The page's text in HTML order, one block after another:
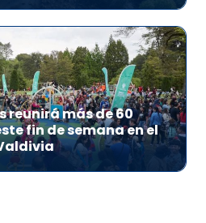
reunirá más de 60
fin de semana en el